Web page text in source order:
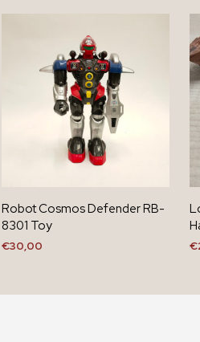
Robot Cosmos Defender RB-
8301 Toy
€30,00
€